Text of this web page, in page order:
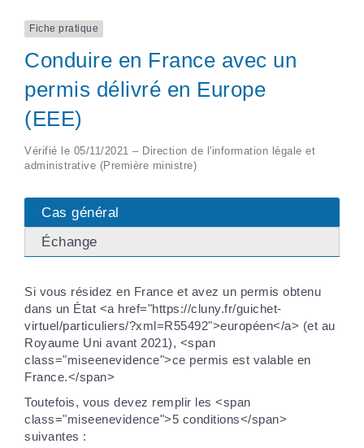
Fiche pratique
Conduire en France avec un
permis délivré en Europe
(EEE)
Vérifié le 05/11/2021 – Direction de l'information légale et
administrative (Première ministre)
Cas général
Échange
Si vous résidez en France et avez un permis obtenu
dans un État <a href="https://cluny.fr/guichet-
virtuel/particuliers/?xml=R55492">européen</a> (et au
Royaume Uni avant 2021), <span
class="miseenevidence">ce permis est valable en
France.</span>
Toutefois, vous devez remplir les <span
class="miseenevidence">5 conditions</span>
suivantes :